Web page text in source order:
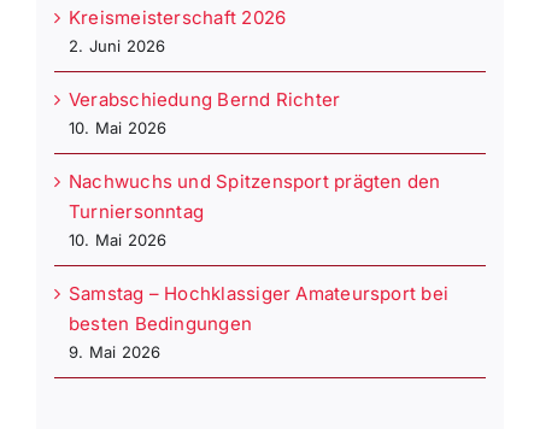
Kreismeisterschaft 2026
2. Juni 2026
Verabschiedung Bernd Richter
10. Mai 2026
Nachwuchs und Spitzensport prägten den
Turniersonntag
10. Mai 2026
Samstag – Hochklassiger Amateursport bei
besten Bedingungen
9. Mai 2026